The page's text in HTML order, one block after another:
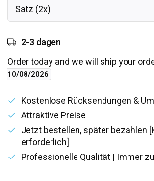
Satz (2x)
2-3 dagen
Order today and we will ship your
10/08/2026
Kostenlose Rücksendungen &
Attraktive Preise
Jetzt bestellen, später bezahlen
erforderlich]
Professionelle Qualität | Immer